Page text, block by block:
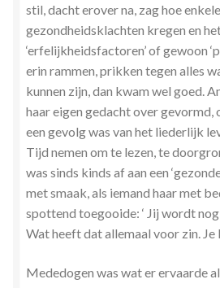
stil, dacht erover na, zag hoe
gezondheidsklachten kregen en
‘erfelijkheidsfactoren’ of gewoon
erin rammen, prikken tegen alles
kunnen zijn, dan kwam wel goed.
haar eigen gedacht over
een gevolg was van het liederlijk
Tijd nemen om te lezen, te
was sinds kinds af aan een
met smaak, als iemand haar met
spottend toegooide: ‘ Jij wordt
Wat heeft dat allemaal voor zin. Je
Mededogen was wat er ervaarde